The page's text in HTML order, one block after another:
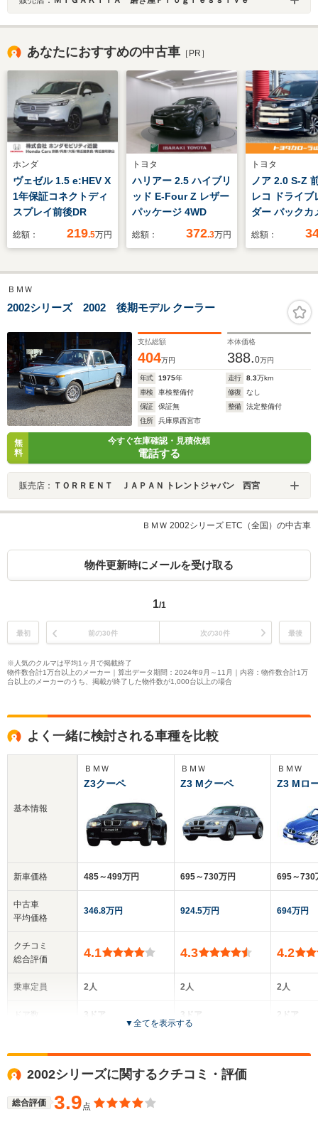
あなたにおすすめの中古車 ［PR］
ホンダ
ヴェゼル 1.5 e:HEV X
1年保証コネクトディ
スプレイ前後DR
総額： 219.5万円
トヨタ
ハリアー 2.5 ハイブリ
ッド E-Four Z レザー
パッケージ 4WD
総額： 372.3万円
トヨタ
ノア 2.0 S-Z
レコ ドライブ
ダー バックカ
ETC シートヒ
クルーズコン
総額：
ＢＭＷ
2002シリーズ 2002 後期モデル クーラー
支払総額
404万円
本体価格
388.0万円
年式 1975年 走行 8.3万km
車検
車検整備付 修復
なし
保証
保証無 整備
法定整備付
住所
兵庫県西宮市
無
料
今すぐ在庫確認・見積依頼
電話する
販売店： ＴＯＲＲＥＮＴ ＪＡＰＡＮ トレントジャパン 西宮
ＢＭＷ 2002シリーズ ETC（全国）の中古車
物件更新時にメールを受け取る
1/1
最初 前の30件 次の30件 最後
※人気のクルマは平均1ヶ月で掲載終了
物件数合計1万台以上のメーカー｜算出データ期間：2024年9月～11月｜内容：物件数合計1万
台以上のメーカーのうち、掲載が終了した物件数が1,000台以上の場合
よく一緒に検討される車種を比較
基本情報
新車価格
中古車
平均価格
クチコミ
総合評価
乗車定員
ＢＭＷ
Z3クーペ
485～499万円
346.8万円
4.1
2人
3ドア
全高
ＢＭＷ
Z3 Mクーペ
695～730万円
924.5万円
4.3
2人
3ドア
全高
ＢＭＷ
Z3 Mロ
695～730
694万円
4.2
2人
2ドア
全
▼全てを表示する
2002シリーズに関するクチコミ・評価
総合評価 3.9点